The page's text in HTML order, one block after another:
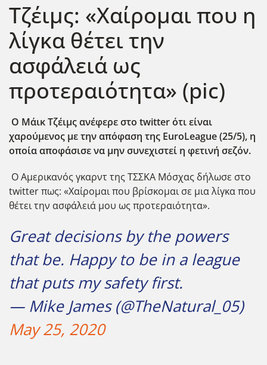
Τζέιμς: «Χαίρομαι που η
λίγκα θέτει την
ασφάλειά ως
προτεραιότητα» (pic)
Ο Μάικ Τζέιμς ανέφερε στο twitter ότι είναι
χαρούμενος με την απόφαση της EuroLeague (25/5), η
οποία αποφάσισε να μην συνεχιστεί η φετινή σεζόν.
Ο Αμερικανός γκαρντ της ΤΣΣΚΑ Μόσχας δήλωσε στο
twitter πως: «Χαίρομαι που βρίσκομαι σε μια λίγκα που
θέτει την ασφάλειά μου ως προτεραιότητα».
Great decisions by the powers
that be. Happy to be in a league
that puts my safety first.
— Mike James (@TheNatural_05)
May 25, 2020